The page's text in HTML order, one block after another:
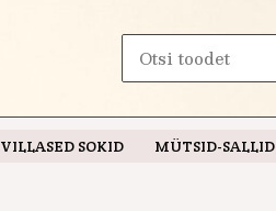
Search
for:
VILLASED SOKID MÜTSID-SALLID